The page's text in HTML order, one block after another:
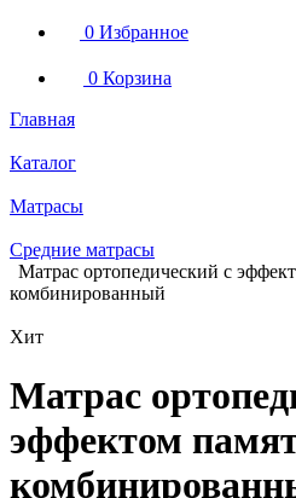
0 Избранное
0 Корзина
Главная
Каталог
Матрасы
Средние матрасы
Матрас ортопедический с
комбинированный
Хит
Матрас
эффектом